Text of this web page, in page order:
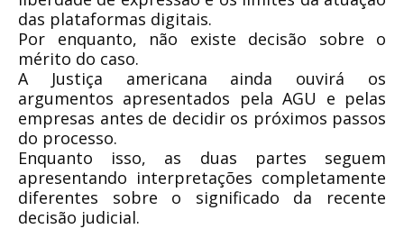
das plataformas digitais.
Por enquanto, não existe decisão sobre o
mérito do caso.
A Justiça americana ainda ouvirá os
argumentos apresentados pela AGU e pelas
empresas antes de decidir os próximos passos
do processo.
Enquanto isso, as duas partes seguem
apresentando interpretações completamente
diferentes sobre o significado da recente
decisão judicial.